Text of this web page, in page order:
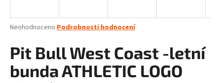
Průměrné
produktu
je
0,0
Neohodnoceno Podrobnosti hodnocení
Pit Bull West Coast -letní
bunda ATHLETIC LOGO
j
t
?